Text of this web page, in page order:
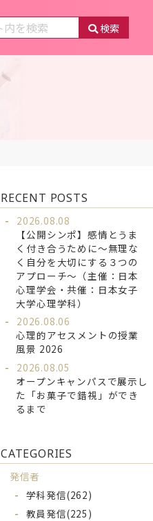
検索
RECENT POSTS
2026.08.08
【公開シンポ】感情とうま
く付き合うために～無理な
く自分を大切にする３つの
アプローチ～（主催：日本
心理学会・共催：日本女子
大学心理学科）
2026.08.06
心理的アセスメントの授業
風景 2026
2026.08.05
オープンキャンパスで展示し
た「お菓子で錯視」ができ
るまで
CATEGORIES
発信者
学科発信(262)
教員発信(225)